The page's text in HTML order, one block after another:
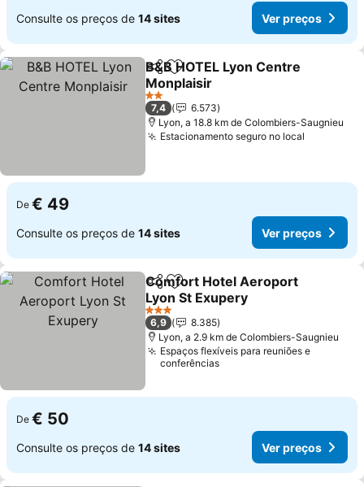
Consulte os preços de 14 sites Ver preços
PartilharAdicionar aos favoritos
B&B HOTEL Lyon Centre
Monplaisir
2 Estrelas
7,4
6.573
Lyon, a 18.8 km de Colombiers-Saugnieu
Estacionamento seguro no local
De € 49
Consulte os preços de 14 sites Ver preços
PartilharAdicionar aos favoritos
Comfort Hotel Aeroport
Lyon St Exupery
3 Estrelas
6,9
8.385
Lyon, a 2.9 km de Colombiers-Saugnieu
Espaços flexíveis para reuniões e
conferências
De € 50
Consulte os preços de 14 sites Ver preços